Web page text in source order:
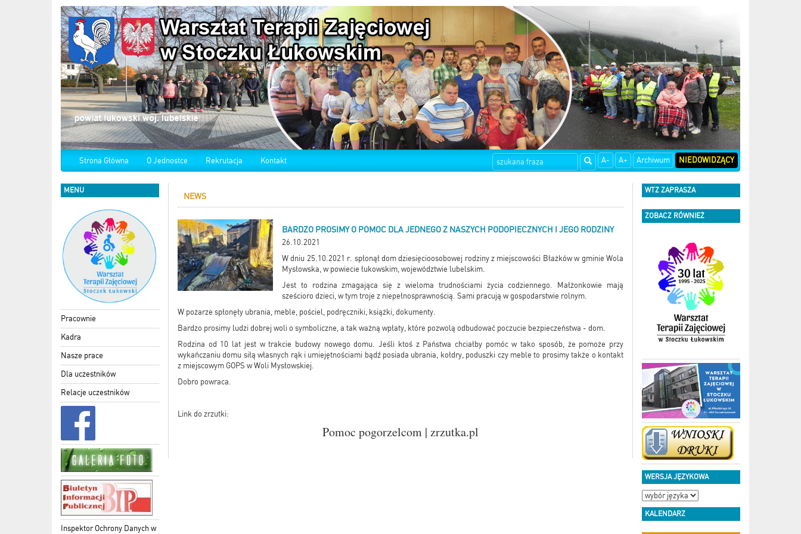
Strona Główna O Jednostce Rekrutacja Kontakt A- A+ Archiwum NIEDOWIDZĄCY
MENU
Pracownie
Kadra
Nasze prace
Dla uczestników
Relacje uczestników
Inspektor Ochrony Danych w
NEWS
BARDZO PROSIMY O POMOC DLA JEDNEGO Z NASZYCH PODOPIECZNYCH I JEGO RODZINY
26.10.2021
W dniu 25.10.2021 r. spłonął dom dziesięcioosobowej rodziny z miejscowości Błażków w gminie Wola
Mysłowska, w powiecie łukowskim, województwie lubelskim.
Jest to rodzina zmagająca się z wieloma trudnościami życia codziennego. Małżonkowie mają
sześcioro dzieci, w tym troje z niepełnosprawnością. Sami pracują w gospodarstwie rolnym.
W pożarze spłonęły ubrania, meble, pościel, podręczniki, książki, dokumenty.
Bardzo prosimy ludzi dobrej woli o symboliczne, a tak ważną wpłaty, które pozwolą odbudować poczucie bezpieczeństwa - dom.
Rodzina od 10 lat jest w trakcie budowy nowego domu. Jeśli ktoś z Państwa chciałby pomóc w tako sposób, że pomoże przy
wykańczaniu domu siłą własnych rąk i umiejętnościami bądź posiada ubrania, kołdry, poduszki czy meble to prosimy także o kontakt
z miejscowym GOPS w Woli Mysłowskiej.
Dobro powraca.
Link do zrzutki:
Pomoc pogorzelcom | zrzutka.pl
WTZ ZAPRASZA
ZOBACZ RÓWNIEŻ
WERSJA JĘZYKOWA
KALENDARZ